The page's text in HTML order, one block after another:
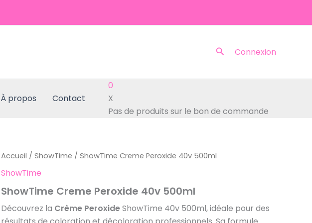
Rechercher
Connexion
À propos Contact
0
X
Pas de produits sur le bon de commande
Accueil / ShowTime / ShowTime Creme Peroxide 40v 500ml
ShowTime
ShowTime Creme Peroxide 40v 500ml
Découvrez la Crème PeroxideShowTime 40v 500ml, idéale pour des
quantité
ShowTime
Peroxide
40v
500ml